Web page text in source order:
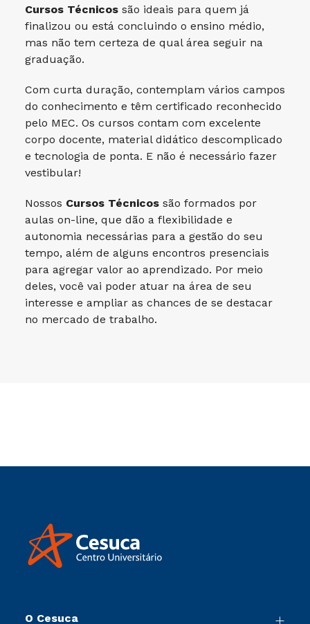
Cursos Técnicos são ideais para quem já
finalizou ou está concluindo o ensino médio,
mas não tem certeza de qual área seguir na
graduação.
Com curta duração, contemplam vários campos
do conhecimento e têm certificado reconhecido
pelo MEC. Os cursos contam com excelente
corpo docente, material didático descomplicado
e tecnologia de ponta. E não é necessário fazer
vestibular!
Nossos Cursos Técnicos são formados por
aulas on-line, que dão a flexibilidade e
autonomia necessárias para a gestão do seu
tempo, além de alguns encontros presenciais
para agregar valor ao aprendizado. Por meio
deles, você vai poder atuar na área de seu
interesse e ampliar as chances de se destacar
no mercado de trabalho.
O Cesuca